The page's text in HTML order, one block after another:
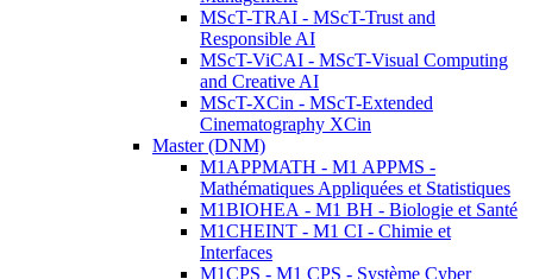
MScT-TRAI - MScT-Trust and
Responsible AI
MScT-ViCAI - MScT-Visual Computing
and Creative AI
MScT-XCin - MScT-Extended
Cinematography XCin
Master (DNM)
M1APPMATH - M1 APPMS -
Mathématiques Appliquées et Statistiques
M1BIOHEA - M1 BH - Biologie et Santé
M1CHEINT - M1 CI - Chimie et
Interfaces
M1CPS - M1 CPS - Système Cyber